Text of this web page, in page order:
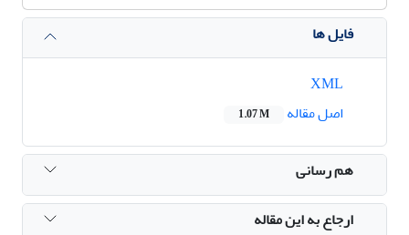
فایل ها
اصل مقاله
1.07 M
هم رسانی
ارجاع به این مقاله